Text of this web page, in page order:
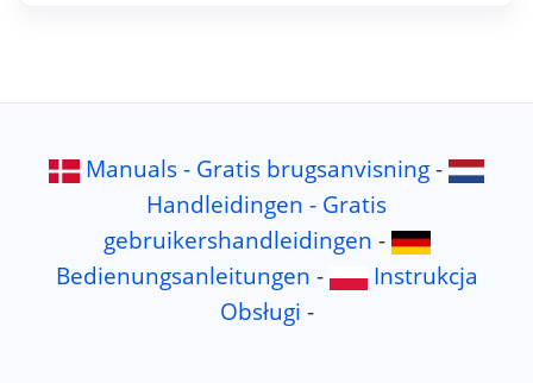
Manuals - Gratis brugsanvisning-
Handleidingen - Gratis
gebruikershandleidingen -
Bedienungsanleitungen -
Instrukcja
Obsługi -